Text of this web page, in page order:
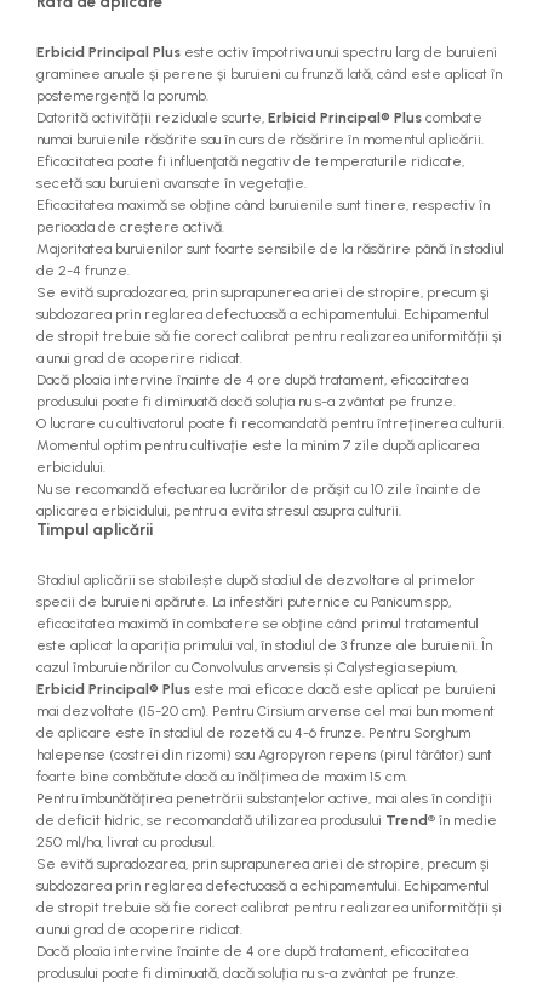
Erbicid Principal Plus este activ împotriva unui spectru larg de buruieni
graminee anuale şi perene şi buruieni cu frunză lată, când este aplicat în
postemergenţă la porumb.
Datorită activităţii reziduale scurte, Erbicid Principal® Plus combate
numai buruienile răsărite sau în curs de răsărire în momentul aplicării.
Eficacitatea poate fi influenţată negativ de temperaturile ridicate,
secetă sau buruieni avansate în vegetaţie.
Eficacitatea maximă se obţine când buruienile sunt tinere, respectiv în
perioada de creştere activă.
Majoritatea buruienilor sunt foarte sensibile de la răsărire până în stadiul
de 2-4 frunze.
Se evită supradozarea, prin suprapunerea ariei de stropire, precum şi
subdozarea prin reglarea defectuoasă a echipamentului. Echipamentul
de stropit trebuie să fie corect calibrat pentru realizarea uniformităţii şi
a unui grad de acoperire ridicat.
Dacă ploaia intervine înainte de 4 ore după tratament, eficacitatea
produsului poate fi diminuată dacă soluţia nu s-a zvântat pe frunze.
O lucrare cu cultivatorul poate fi recomandată pentru întreţinerea culturii.
Momentul optim pentru cultivaţie este la minim 7 zile după aplicarea
erbicidului.
Nu se recomandă efectuarea lucrărilor de prăşit cu 10 zile înainte de
aplicarea erbicidului, pentru a evita stresul asupra culturii.
Timpul aplicării
Stadiul aplicării se stabilește după stadiul de dezvoltare al primelor
specii de buruieni apărute. La infestări puternice cu Panicum spp,
eficacitatea maximă în combatere se obţine când primul tratamentul
este aplicat la apariţia primului val, în stadiul de 3 frunze ale buruienii. În
cazul îmburuienărilor cu Convolvulus arvensis și Calystegia sepium,
Erbicid Principal® Plus este mai eficace dacă este aplicat pe buruieni
mai dezvoltate (15-20 cm). Pentru Cirsium arvense cel mai bun moment
de aplicare este în stadiul de rozetă cu 4-6 frunze. Pentru Sorghum
halepense (costrei din rizomi) sau Agropyron repens (pirul târâtor) sunt
foarte bine combătute dacă au înălţimea de maxim 15 cm.
Pentru îmbunătăţirea penetrării substanţelor active, mai ales în condiţii
de deficit hidric, se recomandată utilizarea produsului Trend® în medie
250 ml/ha, livrat cu produsul.
Se evită supradozarea, prin suprapunerea ariei de stropire, precum și
subdozarea prin reglarea defectuoasă a echipamentului. Echipamentul
de stropit trebuie să fie corect calibrat pentru realizarea uniformităţii și
a unui grad de acoperire ridicat.
Dacă ploaia intervine înainte de 4 ore după tratament, eficacitatea
produsului poate fi diminuată, dacă soluţia nu s-a zvântat pe frunze.